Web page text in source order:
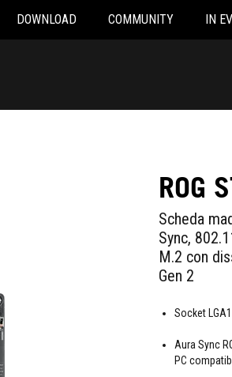
DOWNLOAD COMMUNITY IN
ROG
Scheda
Sync,
M.2 con
Gen 2
Socket
Aura Sync
PC